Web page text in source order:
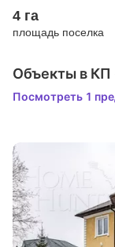
4 га
площадь поселка
Объекты в
Посмотреть 1